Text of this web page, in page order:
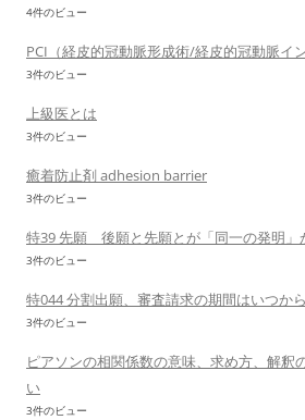
4件のビュー
PCI（経皮的冠動脈形成術/経皮的冠動脈イ
3件のビュー
上級医とは
3件のビュー
癒着防止剤 adhesion barrier
3件のビュー
特39 先願 後願と先願とが「同一の発明」
3件のビュー
特044 分割出願、審査請求の期間はいつか
3件のビュー
ピアソンの相関係数の意味、求め方、解釈
い
3件のビュー